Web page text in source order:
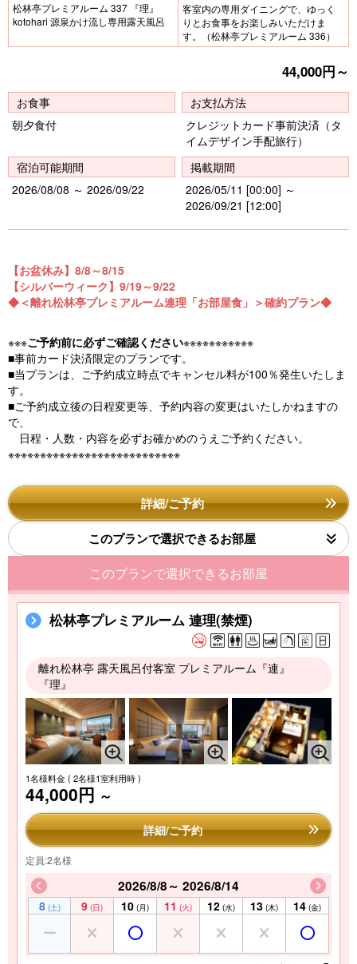
松林亭プレミアルーム 337 『理』
kotohari 源泉かけ流し専用露天風呂
客室内の専用ダイニングで、ゆっく
りとお食事をお楽しみいただけま
す。（松林亭プレミアルーム 336）
44,000円～
お食事
朝夕食付
お支払方法
クレジットカード事前決済（タ
イムデザイン手配旅行）
宿泊可能期間
2026/08/08 ～ 2026/09/22
掲載期間
2026/05/11 [00:00] ～
2026/09/21 [12:00]
【お盆休み】8/8～8/15
【シルバーウィーク】9/19～9/22
◆＜離れ松林亭プレミアルーム連理「お部屋食」＞確約プラン◆
※※※ご予約前に必ずご確認ください※※※※※※※※※※※
■事前カード決済限定のプランです。
■当プランは、ご予約成立時点でキャンセル料が100％発生いたしま
す。
■ご予約成立後の日程変更等、予約内容の変更はいたしかねますの
で、
日程・人数・内容を必ずお確かめのうえご予約ください。
※※※※※※※※※※※※※※※※※※※※※※※※※※※
詳細/ご予約
このプランで選択できるお部屋
このプランで選択できるお部屋
松林亭プレミアルーム 連理(禁煙)
離れ松林亭 露天風呂付客室 プレミアルーム『連』
『理』
1名様料金( 2名様1室利用時 )
44,000円 ～
詳細/ご予約
定員:2名様
2026/8/8～ 2026/8/14
8 (土) 9 (日) 10 (月) 11 (火) 12 (水) 13 (木) 14 (金)